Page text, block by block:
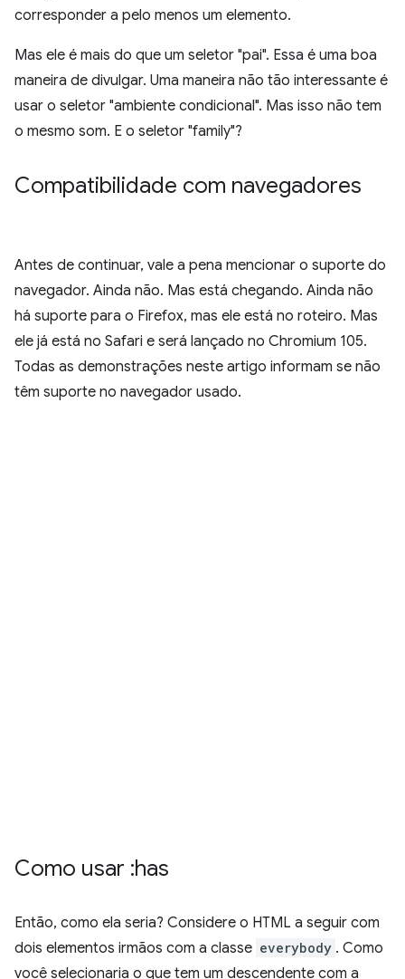
corresponder a pelo menos um elemento.
Mas ele é mais do que um seletor "pai". Essa é uma boa
maneira de divulgar. Uma maneira não tão interessante é
usar o seletor "ambiente condicional". Mas isso não tem
o mesmo som. E o seletor "family"?
Compatibilidade com navegadores
Antes de continuar, vale a pena mencionar o suporte do
navegador. Ainda não. Mas está chegando. Ainda não
há suporte para o Firefox, mas ele está no roteiro. Mas
ele já está no Safari e será lançado no Chromium 105.
Todas as demonstrações neste artigo informam se não
têm suporte no navegador usado.
Como usar :has
Então, como ela seria? Considere o HTML a seguir com
dois elementos irmãos com a classe everybody . Como
você selecionaria o que tem um descendente com a